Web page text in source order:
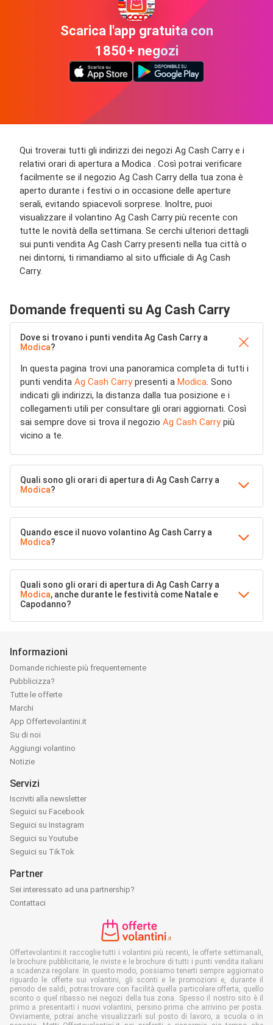
Scarica l'app gratuita con
1850+ negozi
Qui troverai tutti gli indirizzi dei negozi Ag Cash Carry e i
relativi orari di apertura a Modica . Così potrai verificare
facilmente se il negozio Ag Cash Carry della tua zona è
aperto durante i festivi o in occasione delle aperture
serali, evitando spiacevoli sorprese. Inoltre, puoi
visualizzare il volantino Ag Cash Carry più recente con
tutte le novità della settimana. Se cerchi ulteriori dettagli
sui punti vendita Ag Cash Carry presenti nella tua città o
nei dintorni, ti rimandiamo al sito ufficiale di Ag Cash
Carry.
Domande frequenti su Ag Cash Carry
Dove si trovano i punti vendita Ag Cash Carry a
Modica?
In questa pagina trovi una panoramica completa di tutti i
punti vendita Ag Cash Carrypresenti a Modica. Sono
indicati gli indirizzi, la distanza dalla tua posizione e i
collegamenti utili per consultare gli orari aggiornati. Così
sai sempre dove si trova il negozio Ag Cash Carrypiù
vicino a te.
Quali sono gli orari di apertura di Ag Cash Carry a
Modica?
Quando esce il nuovo volantino Ag Cash Carry a
Modica?
Quali sono gli orari di apertura di Ag Cash Carry a
Modica, anche durante le festività come Natale e
Capodanno?
Informazioni
Domande richieste più frequentemente
Pubblicizza?
Tutte le offerte
Marchi
App Offertevolantini.it
Su di noi
Aggiungi volantino
Notizie
Servizi
Iscriviti alla newsletter
Seguici su Facebook
Seguici su Instagram
Seguici su Youtube
Seguici su TikTok
Partner
Sei interessato ad una partnership?
Contattaci
Offertevolantini.it raccoglie tutti i volantini più recenti, le offerte settimanali,
le brochure pubblicitarie, le riviste e le brochure di tutti i punti vendita italiani
a scadenza regolare. In questo modo, possiamo tenerti sempre aggiornato
riguardo le offerte sui volantini, gli sconti e le promozioni e, durante il
periodo dei saldi, potrai trovare con facilità quella particolare offerta, quello
sconto o quel ribasso nei negozi della tua zona. Spesso il nostro sito è il
primo a presentarti i nuovi volantini, persino prima che arrivino per posta.
Ovviamente, potrai anche visualizzarli sul posto di lavoro, a scuola o in